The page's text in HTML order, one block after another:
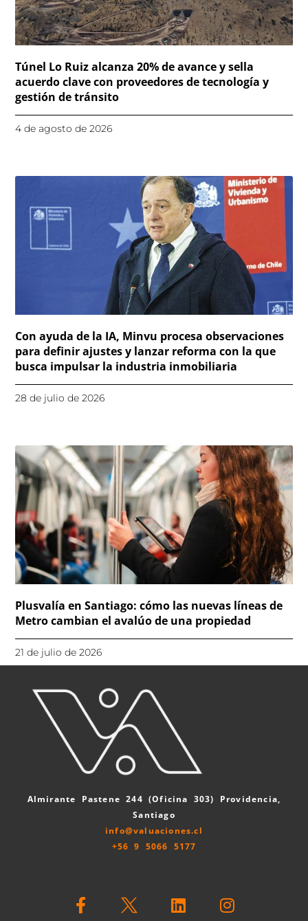
Túnel Lo Ruiz alcanza 20% de avance y sella
acuerdo clave con proveedores de tecnología y
gestión de tránsito
4 de agosto de 2026
Con ayuda de la IA, Minvu procesa observaciones
para definir ajustes y lanzar reforma con la que
busca impulsar la industria inmobiliaria
28 de julio de 2026
Plusvalía en Santiago: cómo las nuevas líneas de
Metro cambian el avalúo de una propiedad
21 de julio de 2026
Almirante Pastene 244 (Oficina 303) Providencia,
Santiago
info@valuaciones.cl
+56 9 5066 5177
a i n